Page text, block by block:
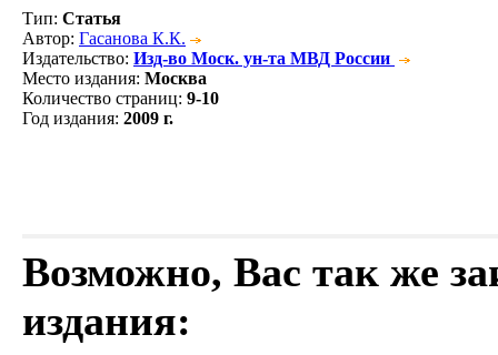
Тип: Статья
Автор: Гасанова К.К.
Издательство: Изд-во Моск. ун-та МВД России
Место издания: Москва
Количество страниц: 9-10
Год издания: 2009 г.
Возможно, Вас так же
издания: